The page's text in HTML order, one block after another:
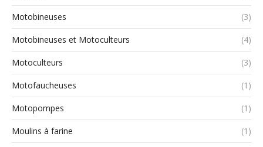
Motobineuses (3)
Motobineuses et Motoculteurs (4)
Motoculteurs (3)
Motofaucheuses (1)
Motopompes (1)
Moulins à farine (1)